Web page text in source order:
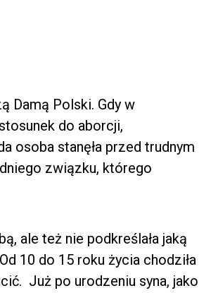
Damą Polski. Gdy w
do aborcji,
osoba stanęła przed trudnym
związku, którego
ale też nie podkreślała jaką
10 do 15 roku życia chodziła
Już po urodzeniu syna, jako